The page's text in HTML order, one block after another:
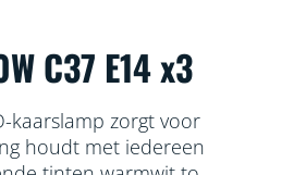
C37 E14 x3
kaarslamp zorgt voor
houdt met iedereen